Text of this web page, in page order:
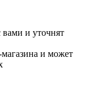
и уточнят
магазина и может